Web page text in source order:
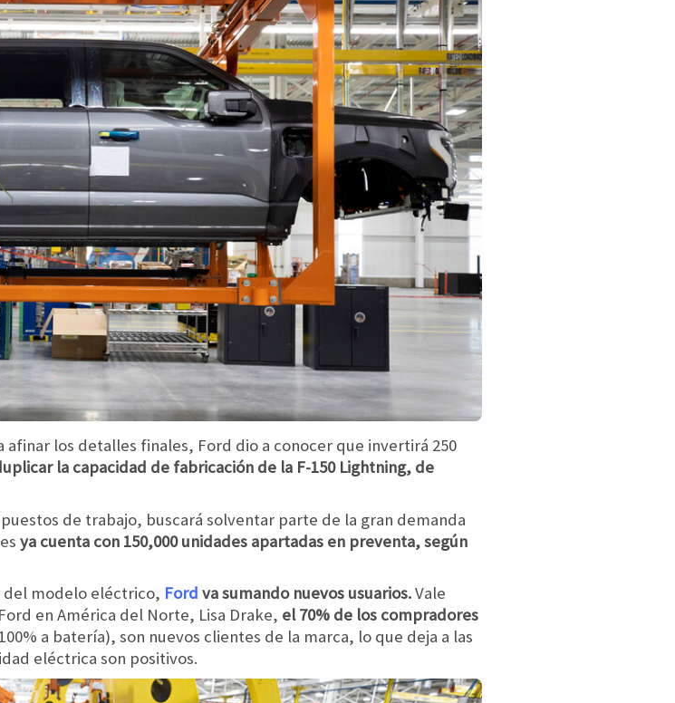
los detalles finales, Ford dio a conocer que invertirá 250
la capacidad de fabricación de la F-150 Lightning, de
de trabajo, buscará solventar parte de la gran demanda
ya cuenta con 150,000 unidades apartadas en preventa, según
del modelo eléctrico, Ford va sumando nuevos usuarios.Vale
en América del Norte, Lisa Drake, el 70% de los compradores
a batería), son nuevos clientes de la marca, lo que deja a las
eléctrica son positivos.